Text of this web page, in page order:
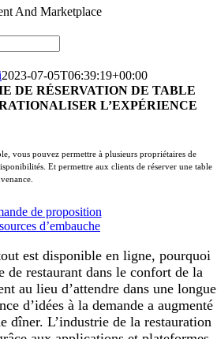
And Marketplace
2023-07-05T06:39:19+00:00
DE RÉSERVATION DE TABLE
L’EXPÉRIENCE
vous pouvez permettre à plusieurs propriétaires de
Et permettre aux clients de réserver une table
de proposition
d’embauche
est disponible en ligne, pourquoi
de restaurant dans le confort de la
au lieu d’attendre dans une longue
d’idées à la demande a augmenté
dîner. L’industrie de la restauration